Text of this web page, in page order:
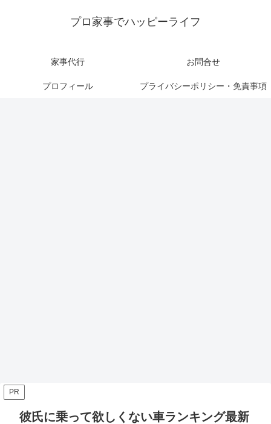
プロ家事でハッピーライフ
家事代行 お問合せ
プロフィール プライバシーポリシー・免責事項
PR
彼氏に乗って欲しくない車ランキング最新